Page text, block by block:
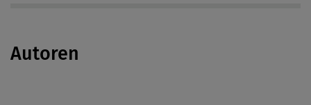
Autoren